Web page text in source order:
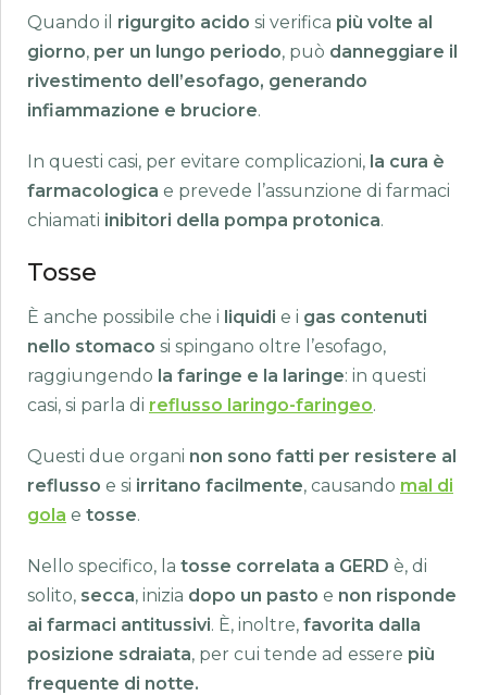
Quando il rigurgito acido si verifica più volte al
giorno, per un lungo periodo, può danneggiare il
rivestimento dell’esofago, generando
infiammazione e bruciore.
In questi casi, per evitare complicazioni, la cura è
farmacologica e prevede l’assunzione di farmaci
chiamati inibitori della pompa protonica.
Tosse
È anche possibile che i liquidi e i gas contenuti
nello stomaco si spingano oltre l’esofago,
raggiungendo la faringe e la laringe: in questi
casi, si parla di reflusso laringo-faringeo.
Questi due organi non sono fatti per resistere al
reflusso e si irritano facilmente, causando mal di
gola e tosse.
Nello specifico, la tosse correlata a GERD è, di
solito, secca, inizia dopo un pasto e non risponde
ai farmaci antitussivi. È, inoltre, favorita dalla
posizione sdraiata, per cui tende ad essere più
frequente di notte.